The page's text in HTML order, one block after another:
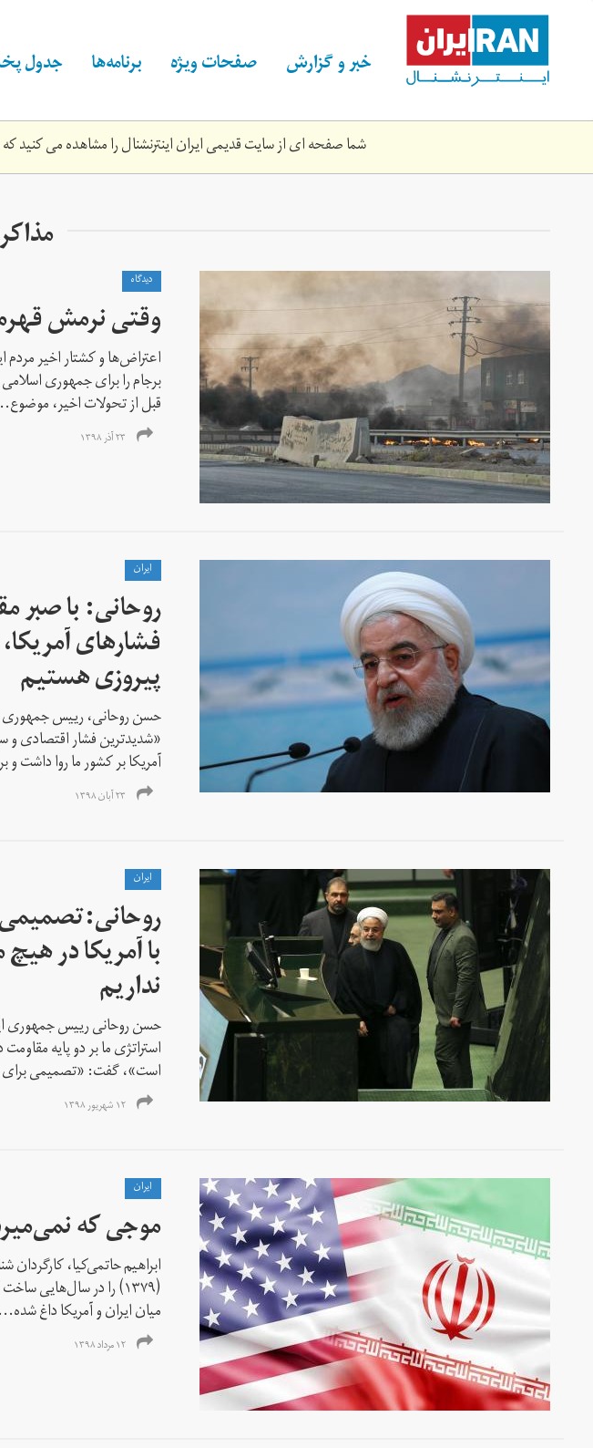
content خبر و گزارش صفحات ویژه برنامه‌ها جدول
شما صفحه ای از سایت قدیمی ایران اینترنشنال را مشاهده می کنید
دیدگاه
وقتی نرمش
اعتراض‌ها و کشتار اخیر مردم
برجام را برای جمهوری
قبل از تحولات اخیر،
۲۳ آذر ۱۳۹۸
ايران
روحانی: با صبر
فشارهای
پیروزی هستیم
حسن روحانی، رییس جمهوری
«شدیدترین فشار اقتصادی
آمریکا بر کشور ما روا داشت
۲۳ آبان ۱۳۹۸
ايران
روحانی:تصمیمی
با آمریکا در
نداریم
حسن روحانی رییس جمهوری
استراتژی ما بر دو پایه
است»، گفت: «تصمیمی
۱۲ شهریور ۱۳۹۸
ايران
موجی که
ابراهیم حاتمی‌کیا، کارگردان
(۱۳۷۹) را در سال‌هایی
میان ایران و آمریکا داغ شده...
۱۲ مرداد ۱۳۹۸